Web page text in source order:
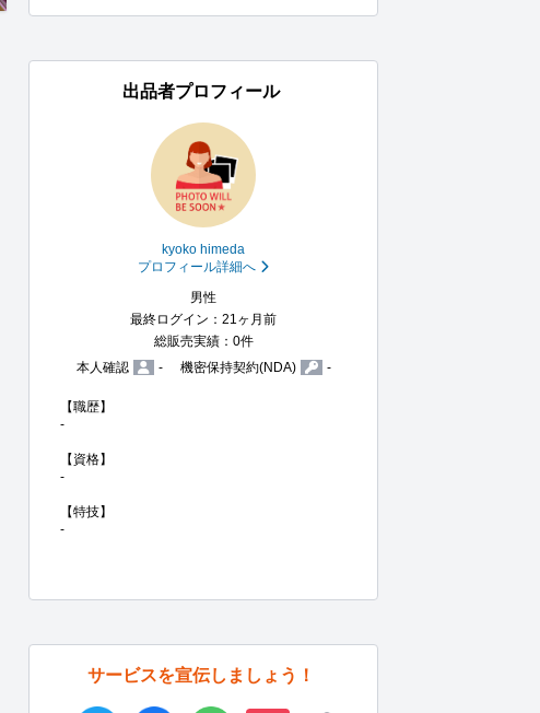
出品者プロフィール
kyoko himeda
プロフィール詳細へ
男性
最終ログイン：21ヶ月前
総販売実績：0件
本人確認
- 機密保持契約(NDA) -
【職歴】
-
【資格】
-
【特技】
-
サービスを宣伝しましょう！